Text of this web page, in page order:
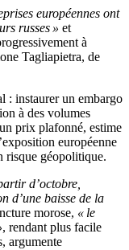
européennes ont
russes » et
à
Tagliapietra, de
: instaurer un embargo
à des volumes
prix plafonné, estime
européenne
risque géopolitique.
d’octobre,
d’une baisse de la
morose, « le
, rendant plus facile
argumente